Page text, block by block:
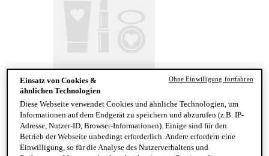
Wonder Snatch Setting Powder
Einsatz von Cookies &
ähnlichen Technologien
Diese Webseite verwendet Cookies und ähnliche Technologien, um
Informationen auf dem Endgerät zu speichern und abzurufen (z.B. IP-
Adresse, Nutzer-ID, Browser-Informationen). Einige sind für den
Betrieb der Webseite unbedingt erforderlich. Andere erfordern eine
Einwilligung, so für die Analyse des Nutzerverhaltens und
Ohne Einwilligung fortfahren